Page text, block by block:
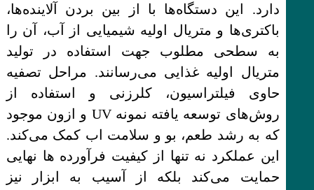
دارد. این دستگاه‌ها با از بین بردن آلاینده‌ها،
باکتری‌ها و متریال اولیه شیمیایی از آب، آن را
به سطحی مطلوب جهت استفاده در تولید
متریال اولیه غذایی می‌رسانند. مراحل تصفیه
حاوی فیلتراسیون، کلرزنی و استفاده از
روش‌های توسعه یافته نمونه UV و ازون موجود
که به رشد طعم، بو و سلامت اب کمک می‌کند.
این عملکرد نه تنها از کیفیت فرآورده ها نهایی
حمایت می‌کند بلکه از آسیب به ابزار نیز